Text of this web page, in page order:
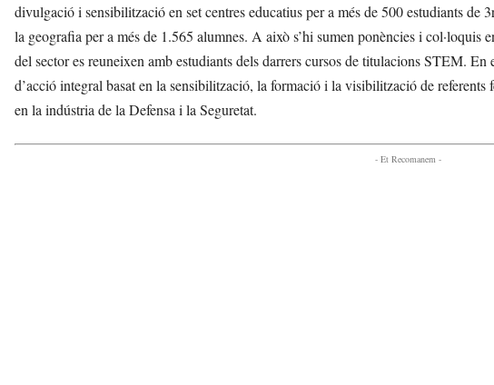
divulgació i sensibilització en set centres educatius per a més de 500 estudiants de
la geografia per a més de 1.565 alumnes. A això s’hi sumen ponències i col·loquis
del sector es reuneixen amb estudiants dels darrers cursos de titulacions STEM.
d’acció integral basat en la sensibilització, la formació i la visibilització de
en la indústria de la Defensa i la Seguretat.
- Et Recomanem -